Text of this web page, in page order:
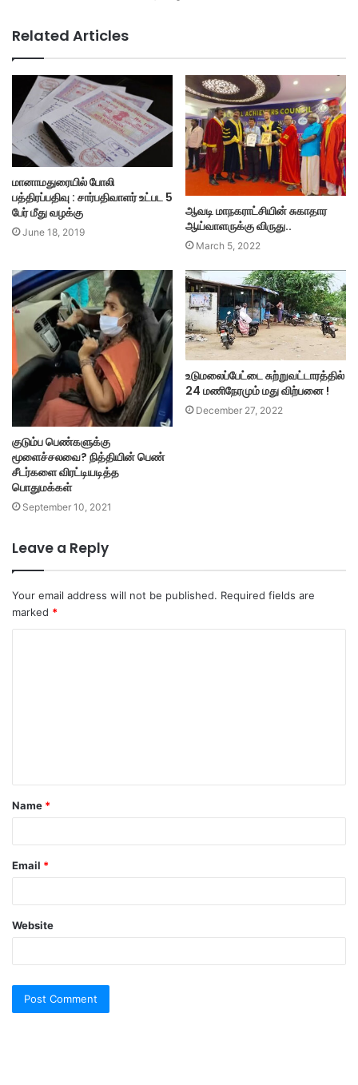
Related Articles
மானாமதுரையில் போலி
பத்திரப்பதிவு : சார்பதிவாளர் உட்பட 5
பேர் மீது வழக்கு
June 18, 2019
ஆவடி மாநகராட்சியின் சுகாதார
ஆய்வாளருக்கு விருது..
March 5, 2022
குடும்ப பெண்களுக்கு
மூளைச்சலவை? நித்தியின் பெண்
சீடர்களை விரட்டியடித்த
பொதுமக்கள்
September 10, 2021
உடுமலைப்பேட்டை சுற்றுவட்டாரத்தில்
24 மணிநேரமும் மது விற்பனை !
December 27, 2022
Leave a Reply
Your email address will not be published. Required fields are
marked *
t
*
Name *
Email *
Website